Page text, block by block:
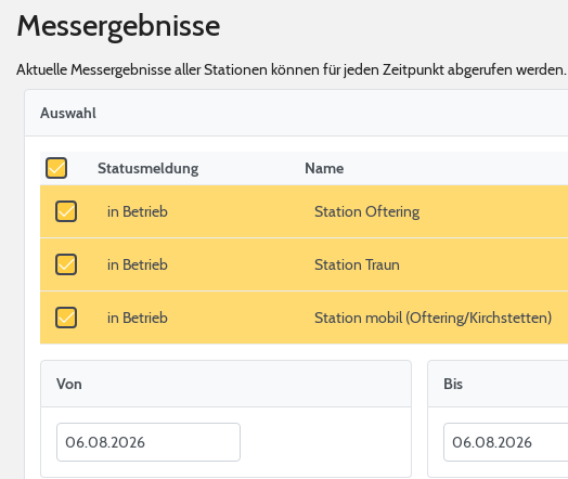
Messergebnisse
Aktuelle Messergebnisse aller Stationen können für jeden Zeitpunkt abgerufen werden.
Auswahl
Statusmeldung Name
in Betrieb Station Oftering
in Betrieb Station Traun
in Betrieb Station mobil (Oftering/Kirchstetten)
Von Bis